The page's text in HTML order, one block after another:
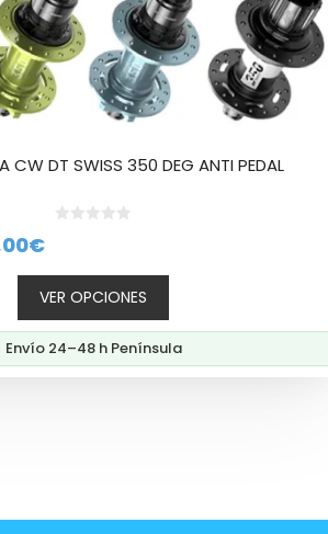
CW DT SWISS 350 DEG ANTI PEDAL
5
€Rango
de
precios:
desde
708,90€
VER OPCIONES
Envío 24–48 h Península